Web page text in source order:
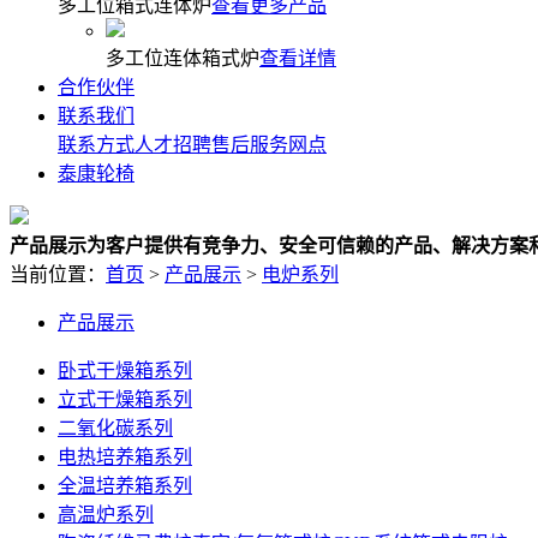
多工位箱式连体炉查看更多产品
多工位连体箱式炉查看详情
合作伙伴
联系我们
联系方式人才招聘售后服务网点
泰康轮椅
产品展示为客户提供有竞争力、安全可信赖的产品、解决方案
当前位置： 首页 > 产品展示 > 电炉系列
产品展示
卧式干燥箱系列
立式干燥箱系列
二氧化碳系列
电热培养箱系列
全温培养箱系列
高温炉系列